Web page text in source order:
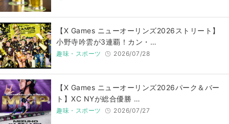
【X Games ニューオーリンズ2026ストリート】
小野寺吟雲が3連覇！カン・…
趣味・スポーツ 2026/07/28
【X Games ニューオーリンズ2026パーク＆バー
ト】XC NYが総合優勝 …
趣味・スポーツ 2026/07/27